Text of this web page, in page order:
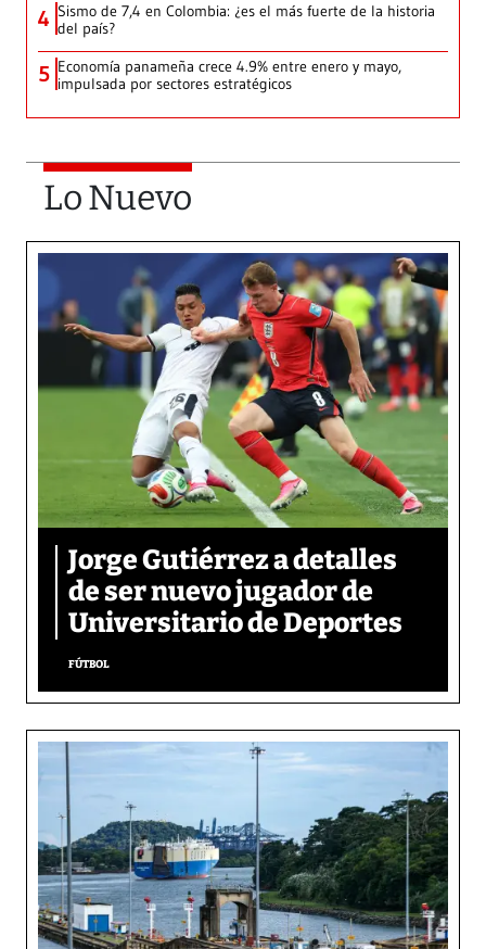
4 Sismo de 7,4 en Colombia: ¿es el más fuerte de la historia
del país?
5 Economía panameña crece 4.9% entre enero y mayo,
impulsada por sectores estratégicos
Lo Nuevo
Jorge Gutiérrez a detalles
de ser nuevo jugador de
Universitario de Deportes
FÚTBOL